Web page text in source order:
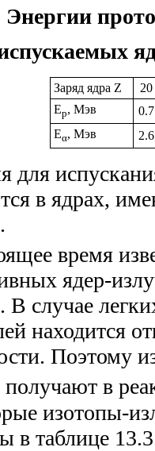
Энергии
Заряд ядра Z
20
Ep, Мэв
0.7
Eα, Мэв 2.6
для
в ядрах,
время
ядер-
В случае
находится
Поэтому
в
изотопы-
в таблице